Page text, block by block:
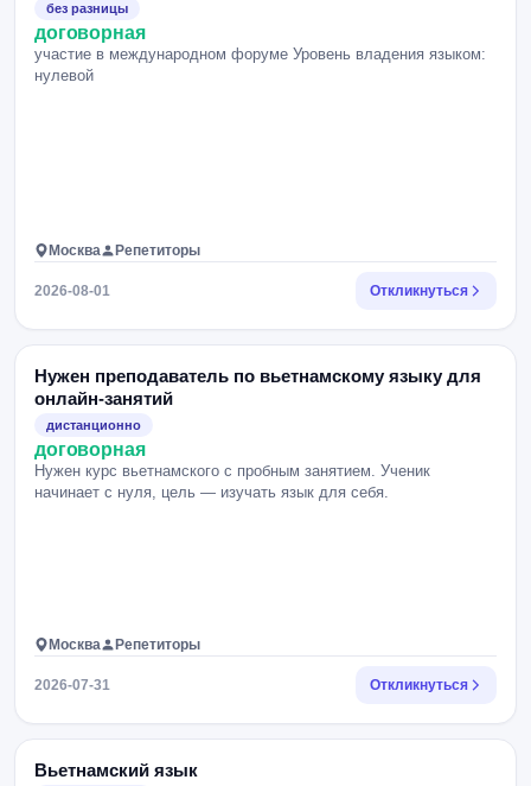
без разницы
договорная
участие в международном форуме Уровень владения языком:
нулевой
Москва Репетиторы
2026-08-01 Откликнуться
Нужен преподаватель по вьетнамскому языку для
онлайн-занятий
дистанционно
договорная
Нужен курс вьетнамского с пробным занятием. Ученик
начинает с нуля, цель — изучать язык для себя.
Москва Репетиторы
2026-07-31 Откликнуться
Вьетнамский язык